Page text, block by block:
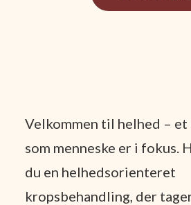
Velkommen til helhed – et
som menneske er i fokus.
du en helhedsorienteret
kropsbehandling, der